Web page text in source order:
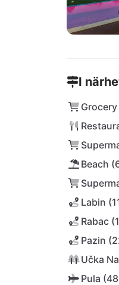
I
Beach
Labin
Rabac
Pazin
Učka
Pula